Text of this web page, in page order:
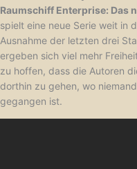
Raumschiff Enterprise: Das
spielt eine neue Serie weit in
Ausnahme der letzten drei
ergeben sich viel mehr
zu hoffen, dass die Autoren
dorthin zu gehen, wo
gegangen ist.